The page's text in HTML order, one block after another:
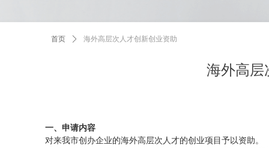
海外高层
首页 ꄲ 海外高层次人才创新创业资助
一、申请内容
对来我市创办企业的海外高层次人才的创业项目予以资助。